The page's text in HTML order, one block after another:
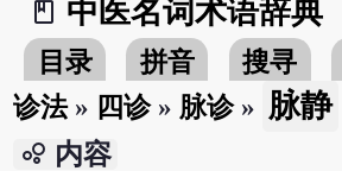
book_2
中医名词术语辞典
目录 拼音 搜寻
诊法» 四诊» 脉诊» 脉静
bubble_chart 内容